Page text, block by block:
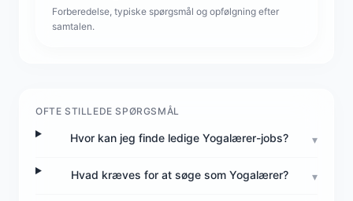
Forberedelse, typiske spørgsmål og opfølgning efter
samtalen.
OFTE STILLEDE SPØRGSMÅL
Hvor kan jeg finde ledige Yogalærer-jobs? ▾
Hvad kræves for at søge som Yogalærer? ▾